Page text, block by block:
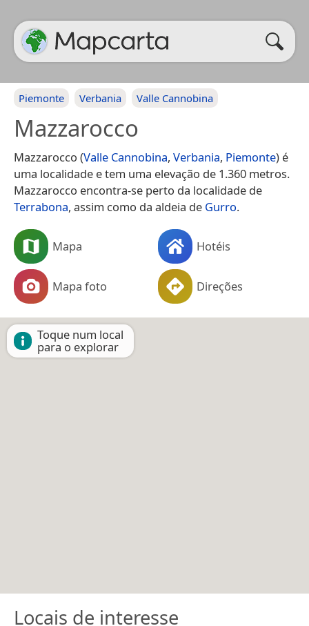
Piemonte Verbania Valle Cannobina
Mazzarocco
Mazzarocco (Valle Cannobina, Verbania, Piemonte) é
uma localidade e tem uma elevação de 1.360 metros.
Mazzarocco encontra-se perto da localidade de
Terrabona, assim como da aldeia de Gurro.
Mapa Hotéis
Mapa foto Direções
Toque num local
para o explorar
Locais de interesse